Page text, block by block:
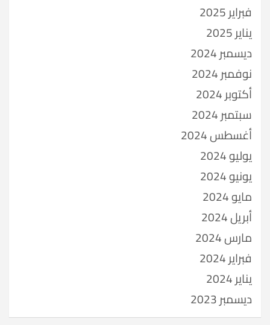
فبراير 2025
يناير 2025
ديسمبر 2024
نوفمبر 2024
أكتوبر 2024
سبتمبر 2024
أغسطس 2024
يوليو 2024
يونيو 2024
مايو 2024
أبريل 2024
مارس 2024
فبراير 2024
يناير 2024
ديسمبر 2023